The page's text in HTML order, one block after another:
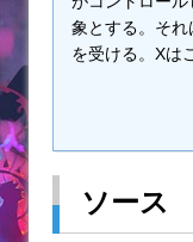
象とする。そ
を受ける。Xは
ソース